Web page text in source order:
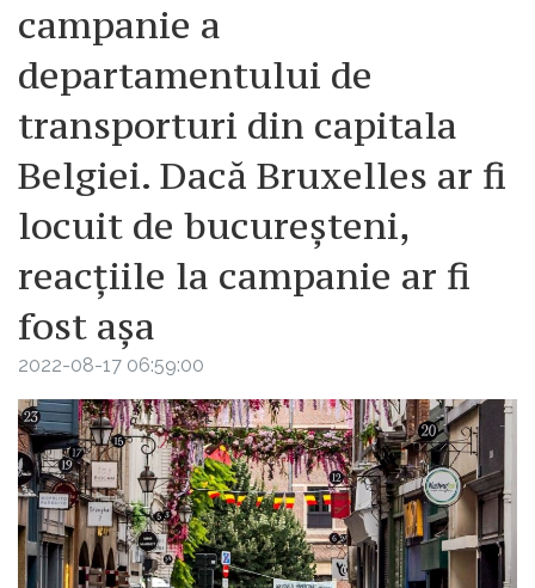
campanie a
departamentului de
transporturi din capitala
Belgiei. Dacă Bruxelles ar fi
locuit de bucureșteni,
reacțiile la campanie ar fi
fost așa
2022-08-17 06:59:00